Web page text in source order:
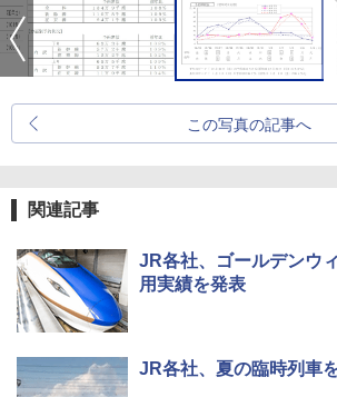
この写真の記事へ
関連記事
JR各社、ゴールデンウ
用実績を発表
JR各社、夏の臨時列車